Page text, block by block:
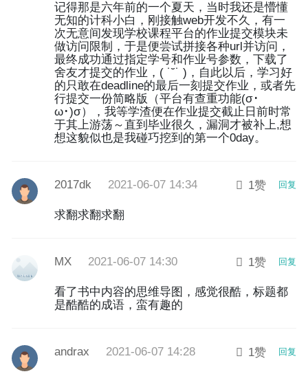
记得那是六年前的一个夏天，当时我还是懵懂
无知的计科小白，刚接触web开发不久，有一
次无意间发现学校课程平台的作业提交模块未
做访问限制，于是便尝试拼接各种url并访问，
最终成功通过指定学号和作业号参数，下载了
舍友才提交的作业，( ˙˘˙ )，自此以后，学习好
的只敢在deadline的最后一刻提交作业，或者先
行提交一份简略版（平台有查重功能(σ･
ω･)σ），我等学渣便在作业提交截止日前时常
于其上游荡～直到毕业很久，漏洞才被补上,想
想这貌似也是我碰巧挖到的第一个0day。
2017dk 2021-06-07 14:34 1赞 回复
求翻求翻求翻
MX 2021-06-07 14:30 1赞 回复
看了书中内容的思维导图，感觉很酷，标题都
是酷酷的成语，蛮有趣的
andrax 2021-06-07 14:28 1赞 回复